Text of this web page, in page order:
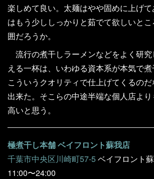
楽しめて良い。太麺はやや固めに上げ
はもう少ししっかりと茹でて欲しいと
囲だろうか。
流行の煮干しラーメンなどをよく研
える一杯は、いわゆる資本系が本気で
こういうクオリティで仕上げてくるの
出来た。そこらの中途半端な個人店よ
高いと思う。
極煮干し本舗 ベイフロント蘇我店
千葉市中央区川崎町57-5ベイフロント
11:00〜24:00